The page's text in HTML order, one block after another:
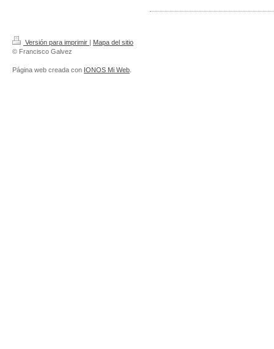
Versión para imprimir | Mapa del sitio
© Francisco Galvez
Página web creada con IONOS Mi Web